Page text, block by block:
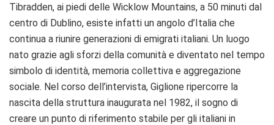
Tibradden, ai piedi delle Wicklow Mountains, a 50 minuti dal
centro di Dublino, esiste infatti un angolo d’Italia che
continua a riunire generazioni di emigrati italiani. Un luogo
nato grazie agli sforzi della comunità e diventato nel tempo
simbolo di identità, memoria collettiva e aggregazione
sociale. Nel corso dell’intervista, Giglione ripercorre la
nascita della struttura inaugurata nel 1982, il sogno di
creare un punto di riferimento stabile per gli italiani in